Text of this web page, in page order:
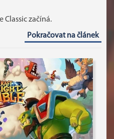
Classic začíná.
Pokračovat na článek